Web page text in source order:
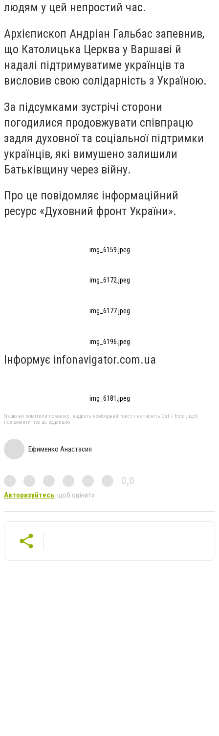
людям у цей непростий час.
Архієпископ Андріан Гальбас запевнив,
що Католицька Церква у Варшаві й
надалі підтримуватиме українців та
висловив свою солідарність з Україною.
За підсумками зустрічі сторони
погодилися продовжувати співпрацю
задля духовної та соціальної підтримки
українців, які вимушено залишили
Батьківщину через війну.
Про це повідомляє інформаційний
ресурс «Духовний фронт України».
img_6159.jpeg
img_6172.jpeg
img_6177.jpeg
img_6196.jpeg
Інформує infonavigator.com.ua
img_6181.jpeg
Якщо ви помітили помилку, виділіть необхідний текст і натисніть Ctrl + Enter, щоб
повідомити про це редакцію
Ефименко Анастасия
0,0
Авторизуйтесь, щоб оцінити